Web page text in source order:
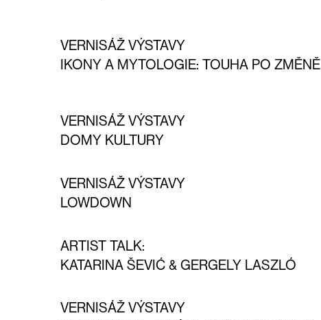
VERNISÁŽ VÝSTAVY
IKONY A MYTOLOGIE: TOUHA PO ZMĚNĚ
VERNISÁŽ VÝSTAVY
DOMY KULTURY
VERNISÁŽ VÝSTAVY
LOWDOWN
ARTIST TALK:
KATARINA ŠEVIĆ & GERGELY LASZLÓ
VERNISÁŽ VÝSTAVY